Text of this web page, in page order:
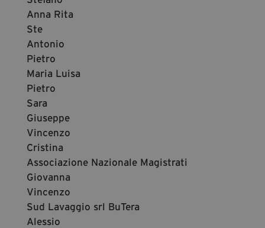
Anna Rita
Ste
Antonio
Pietro
Maria Luisa
Pietro
Sara
Giuseppe
Vincenzo
Cristina
Associazione Nazionale Magistrati
Giovanna
Vincenzo
Sud Lavaggio srl BuTera
Alessio